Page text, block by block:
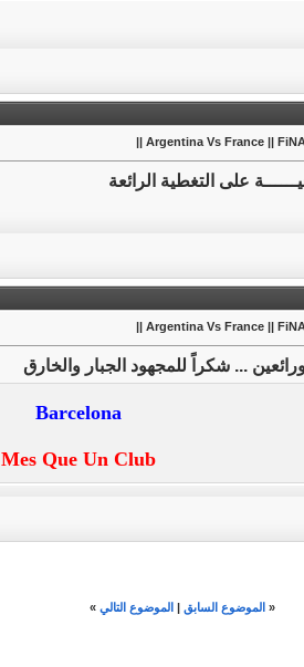
على التغطية الرائعة
... شكراً للمجهود الجبار والخارق
Barcelona
Mes Que Un Club
« الموضوع السابق الموضوع التالي »